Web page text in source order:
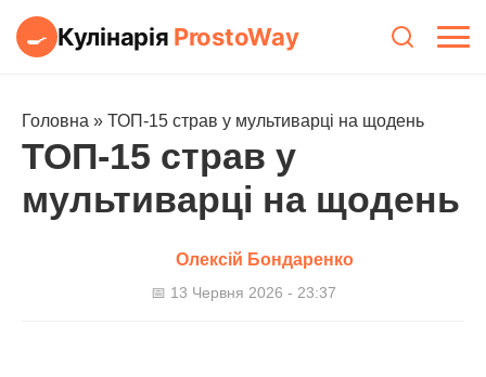
🍳 Кулінарія ProstoWay
Головна » ТОП-15 страв у мультиварці на щодень
ТОП-15 страв у
мультиварці на щодень
Олексій Бондаренко
📅 13 Червня 2026 - 23:37